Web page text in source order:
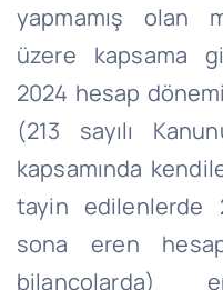
yapmamış olan
üzere kapsama
2024 hesap
(213 sayılı
kapsamında
tayin edilenlerde
sona eren
bilançolarda)